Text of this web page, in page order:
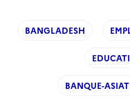
BANGLADESH
BANQUE-